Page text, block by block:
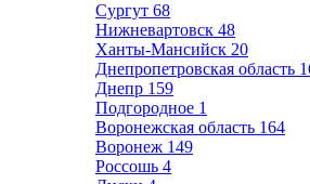
Сургут 68
Нижневартовск 48
Ханты-Мансийск 20
Днепропетровская область
Днепр 159
Подгородное 1
Воронежская область 164
Воронеж 149
Россошь 4